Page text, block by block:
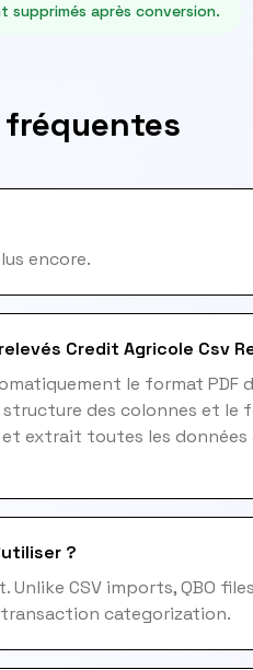
supprimés après conversion.
encore.
Credit Agricole Csv
le format PDF
structure des colonnes et le
et extrait toutes les
?
Unlike CSV imports, QBO
categorization.